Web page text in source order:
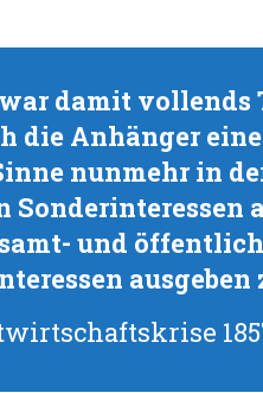
damit vollends
die Anhänger
nunmehr in
Sonderinteressen
und
ausgeben